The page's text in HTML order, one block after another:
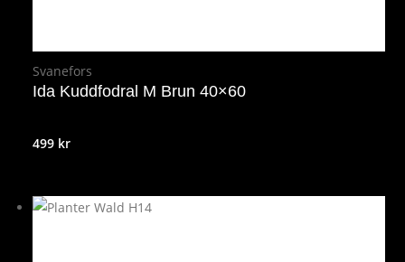
Svanefors
Ida Kuddfodral M Brun 40×60
499 kr